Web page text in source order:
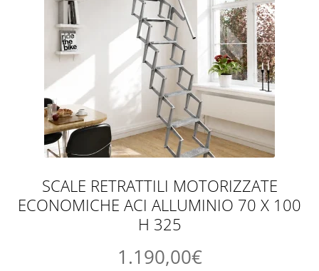
SCALE RETRATTILI MOTORIZZATE
ECONOMICHE ACI ALLUMINIO 70 X 100
H 325
1.190,00€